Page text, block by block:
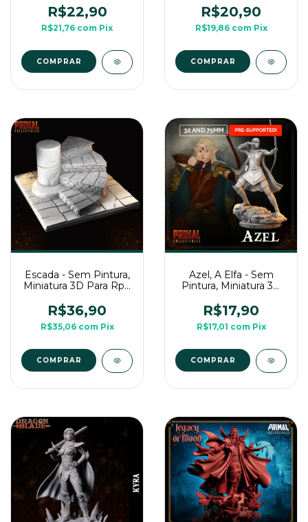
Para Rpg de Mesa
R$22,90
R$21,76 com Pix
COMPRAR
Mesa
R$20,90
R$19,86 com Pix
COMPRAR
Escada - Sem Pintura,
Miniatura 3D Para Rpg
R$36,90
R$35,06 com Pix
Azel, A Elfa - Sem
Pintura, Miniatura 3D
Mesa
R$17,90
R$17,01 com Pix
COMPRAR